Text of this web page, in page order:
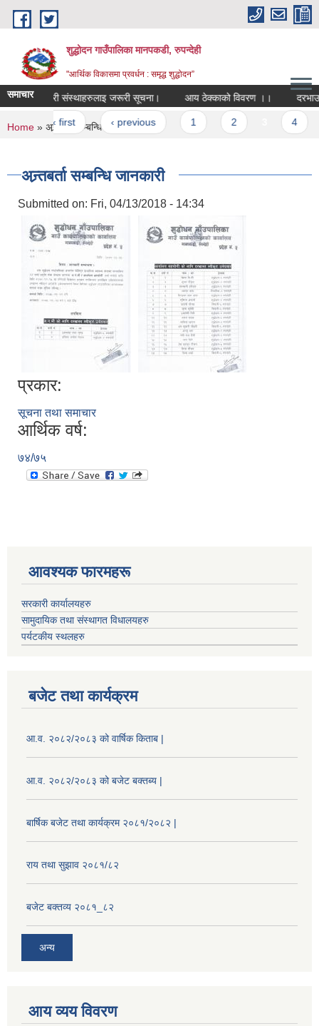
Skip to main content
शुद्धोदन गाउँपालिका मानपकडी, रुपन्देही
"आर्थिक विकासमा प्रवर्धन : समृद्ध शुद्धोदन”
समाचार
सहकारी संस्थाहरुलाइ जरूरी सूचना। आय ठेक्काको विवरण ।।
Pages
« first ‹ previous
You are here
Home » अन्र्तबर्ता सम्बन्धि जानकारी
अन्र्तबर्ता सम्बन्धि जानकारी
Submitted on: Fri, 04/13/2018 - 14:34
प्रकार:
सूचना तथा समाचार
आर्थिक वर्ष:
७४/७५
आवश्यक फारमहरू
सरकारी कार्यालयहरु
सामुदायिक तथा संस्थागत विधालयहरु
पर्यटकीय स्थलहरु
बजेट तथा कार्यक्रम
आ.व. २०८२/२०८३ को वार्षिक किताब |
आ.व. २०८२/२०८३ को बजेट बक्तब्य |
बार्षिक बजेट तथा कार्यक्रम २०८१/२०८२ |
राय तथा सुझाव २०८१/८२
बजेट बक्तव्य २०८१_८२
अन्य
आय व्यय विवरण